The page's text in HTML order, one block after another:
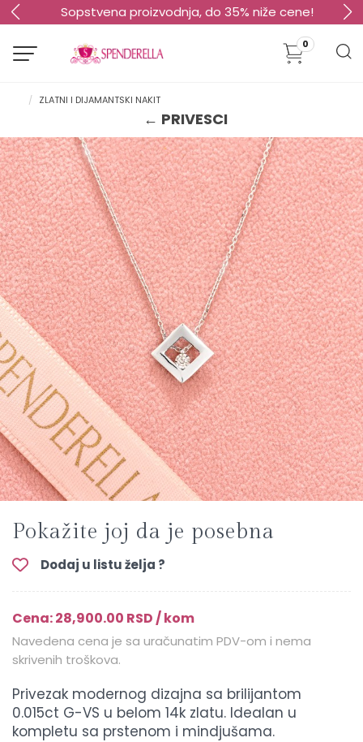
Sopstvena proizvodnja, do 35% niže cene!
0
ZLATNI I DIJAMANTSKI NAKIT
← PRIVESCI
Pokažite joj da je posebna
Dodaj u listu želja ?
Cena: 28,900.00 RSD / kom
Navedena cena je sa uračunatim PDV-om i nema
skrivenih troškova.
Privezak modernog dizajna sa brilijantom
0.015ct G-VS u belom 14k zlatu. Idealan u
kompletu sa prstenom i mindjušama.